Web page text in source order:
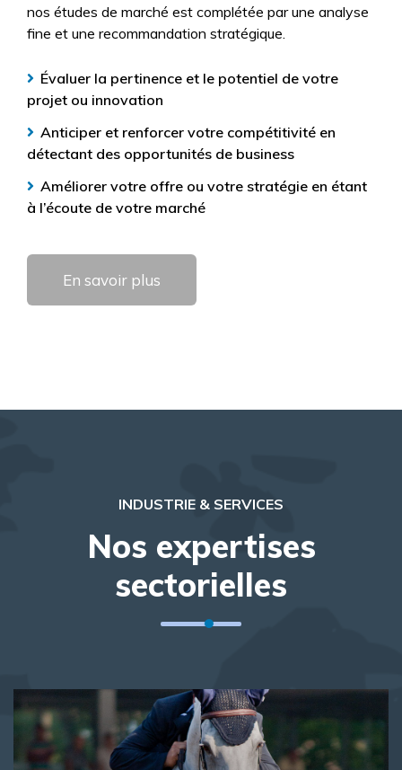
nos études de marché est complétée par une analyse
fine et une recommandation stratégique.
Évaluer la pertinence et le potentiel de votre
projet ou innovation
Anticiper et renforcer votre compétitivité en
détectant des opportunités de business
Améliorer votre offre ou votre stratégie en étant
à l’écoute de votre marché
En savoir plus
INDUSTRIE & SERVICES
Nos expertises
sectorielles